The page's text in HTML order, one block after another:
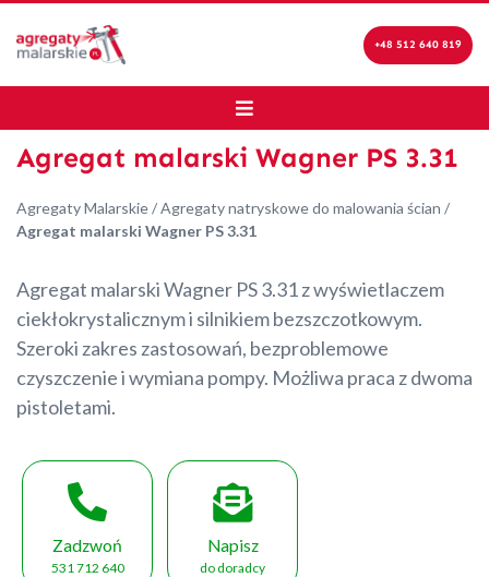
+48 512 640 819
Agregat malarski Wagner PS 3.31
Agregaty Malarskie/Agregaty natryskowe do malowania ścian /
Agregat malarski Wagner PS 3.31
Agregat malarski Wagner PS 3.31 z wyświetlaczem
ciekłokrystalicznym i silnikiem bezszczotkowym.
Szeroki zakres zastosowań, bezproblemowe
czyszczenie i wymiana pompy. Możliwa praca z dwoma
pistoletami.
Zadzwoń
531 712 640
Napisz
do doradcy